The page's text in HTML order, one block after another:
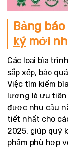
Bảng
ký mới
Các loại bìa
sắp xếp, bảo
Việc tìm kiếm
lượng là ưu
được nhu cầu
tiết nhất cho
2025, giúp quý
phẩm phù hợp